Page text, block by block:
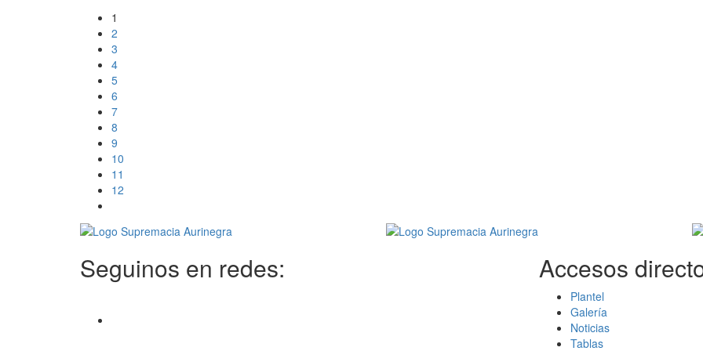
1
2
3
4
5
6
7
8
9
10
11
12
Seguinos en redes: Accesos
Plantel
Galería
Noticias
Tablas